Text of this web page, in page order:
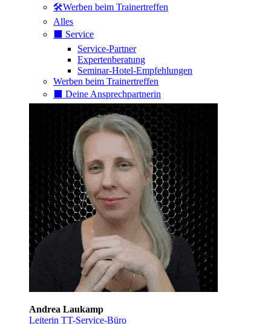
🛠️Werben beim Trainertreffen
Alles
⬛️ Service
Service-Partner
Expertenberatung
Seminar-Hotel-Empfehlungen
Werben beim Trainertreffen
⬛️ Deine Ansprechpartnerin
Andrea Laukamp
Leiterin TT-Service-Büro